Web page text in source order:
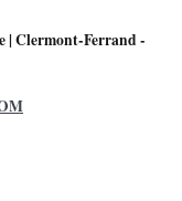
Clermont-Ferrand -